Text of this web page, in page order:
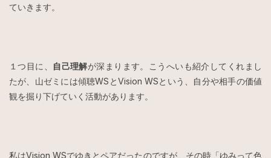
ていきます。
１つ目に、 自己理解が深まります。こうへいも紹介してくれまし
たが、山ゼミには傾聴WSとVision WSという、自分や相手の価値
観を掘り下げていく活動があります。
私はVision WSでゆきとペアだったのですが、その時「ゆみって色